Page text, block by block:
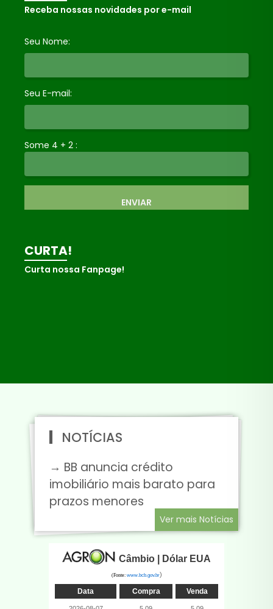
Receba nossas novidades por e-mail
Seu Nome:
Seu E-mail:
Some 4 + 2 :
ENVIAR
CURTA!
Curta nossa Fanpage!
NOTÍCIAS
→ BB anuncia crédito
imobiliário mais barato para
prazos menores
Ver mais Notícias